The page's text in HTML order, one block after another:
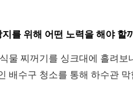
를 위해 어떤 노력을 해야 할
물 찌꺼기를 싱크대에 흘려보
배수구 청소를 통해 하수관 막